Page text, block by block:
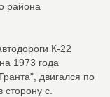
района
К-22
1973 года
двигался по
с.